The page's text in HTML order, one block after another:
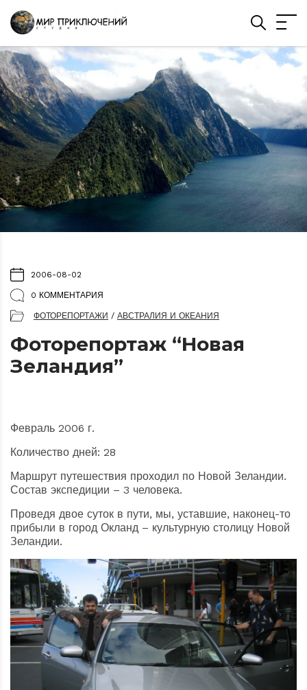
2006-08-02
0 КОММЕНТАРИЯ
ФОТОРЕПОРТАЖИ / АВСТРАЛИЯ И ОКЕАНИЯ
Фоторепортаж “Новая
Зеландия”
Февраль 2006 г.
Количество дней: 28
Маршрут путешествия проходил по Новой Зеландии.
Состав экспедиции – 3 человека.
Проведя двое суток в пути, мы, уставшие, наконец-то
прибыли в город Окланд – культурную столицу Новой
Зеландии.